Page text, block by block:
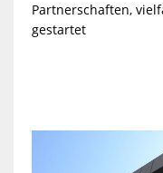
Partnerschaften,
gestartet